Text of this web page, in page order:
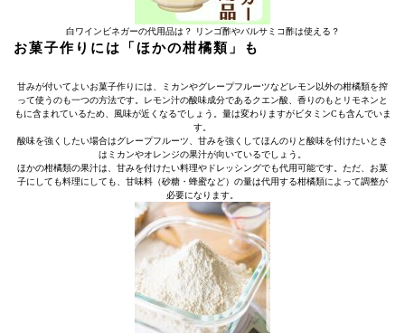
白ワインビネガーの代用品は？ リンゴ酢やバルサミコ酢は使える？
お菓子作りには「ほかの柑橘類」も
甘みが付いてよいお菓子作りには、ミカンやグレープフルーツなどレモン以外の柑橘類を搾
って使うのも一つの方法です。レモン汁の酸味成分であるクエン酸、香りのもとリモネンと
もに含まれているため、風味が近くなるでしょう。量は変わりますがビタミンCも含んでいま
す。
酸味を強くしたい場合はグレープフルーツ、甘みを強くしてほんのりと酸味を付けたいとき
はミカンやオレンジの果汁が向いているでしょう。
ほかの柑橘類の果汁は、甘みを付けたい料理やドレッシングでも代用可能です。ただ、お菓
子にしても料理にしても、甘味料（砂糖・蜂蜜など）の量は代用する柑橘類によって調整が
必要になります。